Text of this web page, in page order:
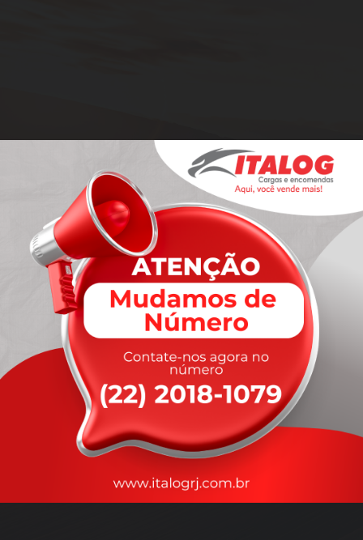
rapidez
que você precisa,
com a qualidade que vocêmerece.
Nossos motoristas são treinados para garantir a máxima
durante o transporte, com rastreamento em tempo real.